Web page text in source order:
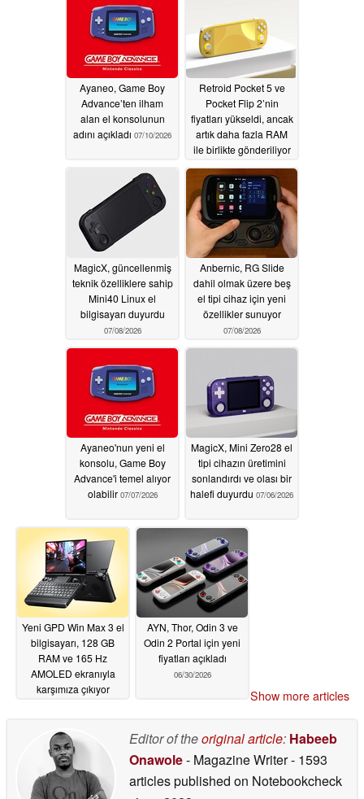
Ayaneo, Game Boy
Advance’ten ilham
alan el konsolunun
adını açıkladı 07/10/2026
Retroid Pocket 5 ve
Pocket Flip 2’nin
fiyatları yükseldi, ancak
artık daha fazla RAM
ile birlikte gönderiliyor
07/09/2026
MagicX, güncellenmiş
teknik özelliklere sahip
Mini40 Linux el
bilgisayarı duyurdu
07/08/2026
Anbernic, RG Slide
dahil olmak üzere beş
el tipi cihaz için yeni
özellikler sunuyor
07/08/2026
Ayaneo'nun yeni el
konsolu, Game Boy
Advance'i temel alıyor
olabilir 07/07/2026
MagicX, Mini Zero28 el
tipi cihazın üretimini
sonlandırdı ve olası bir
halefi duyurdu 07/06/2026
Yeni GPD Win Max 3 el
bilgisayarı, 128 GB
RAM ve 165 Hz
AMOLED ekranıyla
karşımıza çıkıyor
AYN, Thor, Odin 3 ve
Odin 2 Portal için yeni
fiyatları açıkladı
06/30/2026
Show more articles
Editor of theoriginal article: Habeeb
Onawole- Magazine Writer- 1593
articles published on Notebookcheck